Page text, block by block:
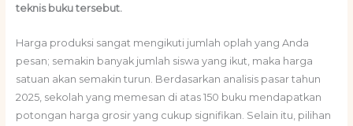
teknis buku tersebut.
Harga produksi sangat mengikuti jumlah oplah yang Anda
pesan; semakin banyak jumlah siswa yang ikut, maka harga
satuan akan semakin turun. Berdasarkan analisis pasar tahun
2025, sekolah yang memesan di atas 150 buku mendapatkan
potongan harga grosir yang cukup signifikan. Selain itu, pilihan